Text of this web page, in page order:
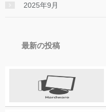
2025年9月
最新の投稿